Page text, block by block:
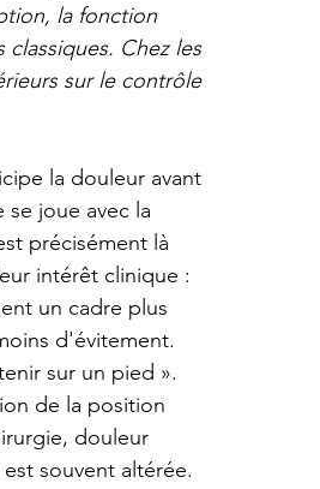
la fonction
Chez les
sur le contrôle
la douleur avant
joue avec la
précisément là
intérêt clinique :
un cadre plus
d'évitement.
sur un pied ».
de la position
douleur
souvent altérée.